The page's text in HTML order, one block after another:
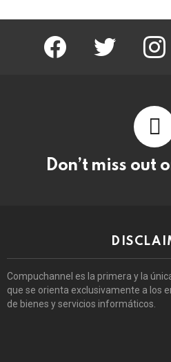
facebook twitter
Don’t miss out
Compuchannel es la primera y la
que se orienta exclusivamente a los
de bienes y servicios informáticos.